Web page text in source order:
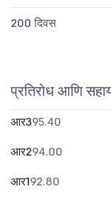
200 दिवस
प्रतिरोध आणि
आर395.40
आर294.00
आर192.80